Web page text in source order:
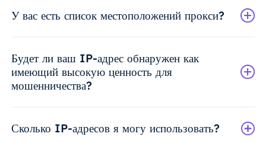
У вас есть список местоположений прокси?
Будет ли ваш IP-адрес обнаружен как
имеющий высокую ценность для
мошенничества?
Сколько IP-адресов я могу использовать?